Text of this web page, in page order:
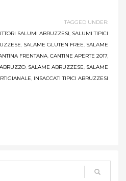
TAGGED UNDER:
SALUMI ABRUZZESI SALUMI TIPICI
SALAME GLUTEN FREE SALAME
FRENTANA CANTINE APERTE 2017
ABRUZZO SALAME ABRUZZESE SALAME
INSACCATI TIPICI ABRUZZESI